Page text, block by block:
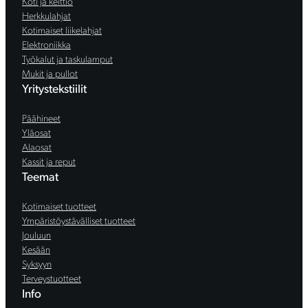
Koti ja keittiö
Herkkulahjat
Kotimaiset liikelahjat
Elektroniikka
Työkalut ja taskulamput
Mukit ja pullot
Yritystekstiilit
Päähineet
Yläosat
Alaosat
Kassit ja reput
Teemat
Kotimaiset tuotteet
Ympäristöystävälliset tuotteet
Jouluun
Kesään
Syksyyn
Terveystuotteet
Info